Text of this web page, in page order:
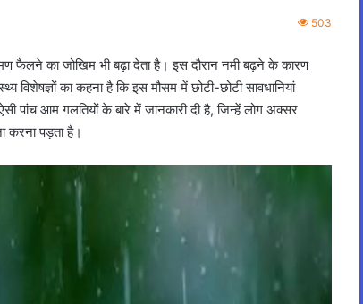
503
फैलने का जोखिम भी बढ़ा देता है। इस दौरान नमी बढ़ने के कारण
विशेषज्ञों का कहना है कि इस मौसम में छोटी-छोटी सावधानियां
पांच आम गलतियों के बारे में जानकारी दी है, जिन्हें लोग अक्सर
करना पड़ता है।